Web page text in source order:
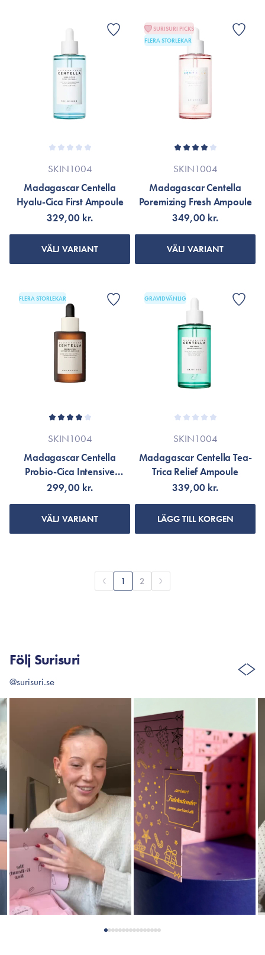
SKIN1004
Madagascar Centella
Hyalu-Cica First Ampoule
329,00 kr.
VÄLJ VARIANT
SURISURI PICKS
FLERA STORLEKAR
SKIN1004
Madagascar Centella
Poremizing Fresh Ampoule
349,00 kr.
VÄLJ VARIANT
FLERA STORLEKAR
SKIN1004
Madagascar Centella
Probio-Cica Intensive
Ampoule
299,00 kr.
VÄLJ VARIANT
GRAVIDVÄNLIG
SKIN1004
Madagascar Centella Tea-
Trica Relief Ampoule
339,00 kr.
LÄGG TILL KORGEN
1 2
Följ Surisuri
@surisuri.se